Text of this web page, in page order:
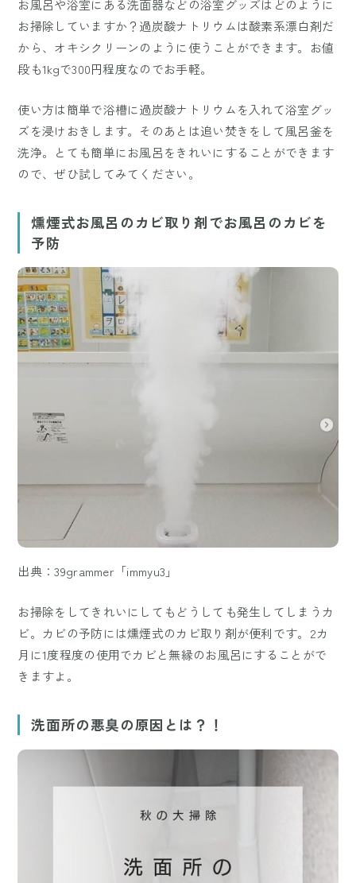
お風呂や浴室にある洗面器などの浴室グッズはどのように
お掃除していますか？過炭酸ナトリウムは酸素系漂白剤だ
から、オキシクリーンのように使うことができます。お値
段も1kgで300円程度なのでお手軽。
使い方は簡単で浴槽に過炭酸ナトリウムを入れて浴室グッ
ズを浸けおきします。そのあとは追い焚きをして風呂釜を
洗浄。とても簡単にお風呂をきれいにすることができます
ので、ぜひ試してみてください。
燻煙式お風呂のカビ取り剤でお風呂のカビを
予防
出典：39grammer「immyu3」
お掃除をしてきれいにしてもどうしても発生してしまうカ
ビ。カビの予防には燻煙式のカビ取り剤が便利です。2カ
月に1度程度の使用でカビと無縁のお風呂にすることがで
きますよ。
洗面所の悪臭の原因とは？！